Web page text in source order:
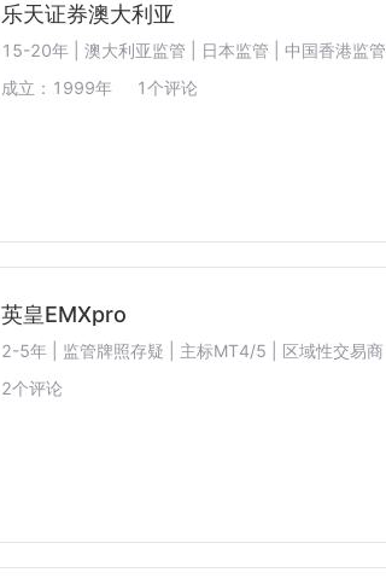
乐天证券澳大利亚
15-20年 | 澳大利亚监管 | 日本监管 | 中国香港监管
成立： 1999年 1个评论
英皇EMXpro
2-5年 | 监管牌照存疑 | 主标MT4/5 | 区域性交易商
2个评论